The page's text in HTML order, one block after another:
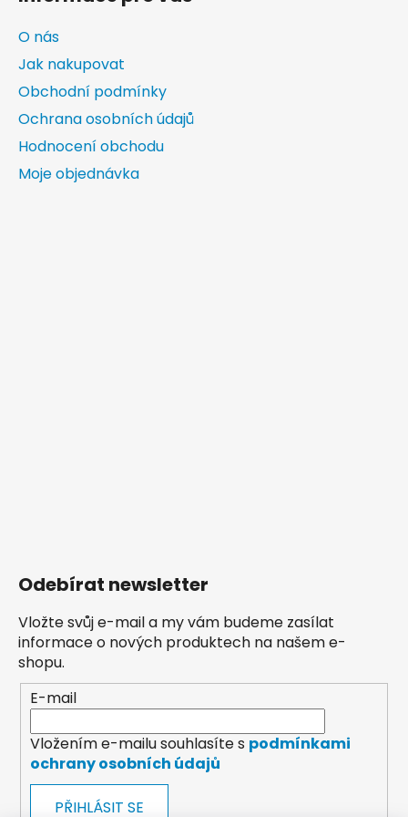
O nás
Jak nakupovat
Obchodní podmínky
Ochrana osobních údajů
Hodnocení obchodu
Moje objednávka
Odebírat newsletter
Vložte svůj e-mail a my vám budeme zasílat
informace o nových produktech na našem e-
shopu.
E-mail
Vložením e-mailu souhlasíte s podmínkami
ochrany osobních údajů
PŘIHLÁSIT SE